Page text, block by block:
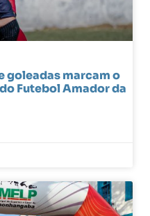
goleadas marcam o
Futebol Amador da